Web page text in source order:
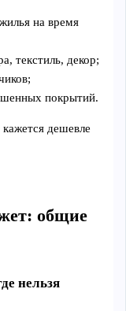
на время
текстиль, декор;
покрытий.
дешевле
общие
нельзя